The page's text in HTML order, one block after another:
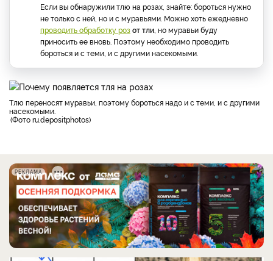
Если вы обнаружили тлю на розах, знайте: бороться нужно
не только с ней, но и с муравьями. Можно хоть ежедневно
проводить обработку розот тли , но муравьи буду
приносить ее вновь. Поэтому необходимо проводить
бороться и с теми, и с другими насекомыми.
Тлю переносят муравьи, поэтому бороться надо и с теми, и с другими
насекомыми.
Фото ru.depositphotos
РЕКЛАМА